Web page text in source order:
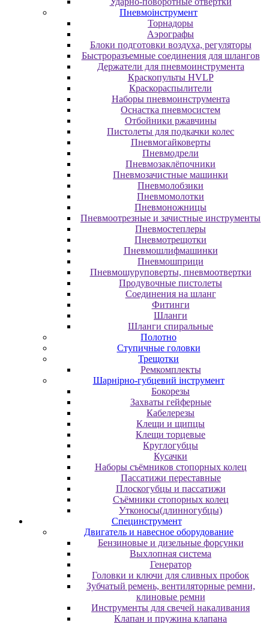
Пневмоінструмент
Topнaдopы
Аэрографы
Блоки подготовки воздуха, регуляторы
Быстроразъемные соединения для шлангов
Держатели для пневмоинструмента
Краскопульты HVLP
Краскораспылители
Наборы пневмоинструмента
Оснастка пневмосистем
Отбойники ржавчины
Пистолеты для подкачки колес
Пневмогайковерты
Пневмодрели
Пневмозаклёпочники
Пневмозачистные машинки
Пневмолобзики
Пневмомолотки
Пневмоножницы
Пневмоотрезные и зачистные инструменты
Пневмостеплеры
Пневмотрещотки
Пневмошлифмашинки
Пневмошприци
Пневмошуруповерты, пневмоотвертки
Продувочные пистолеты
Соединения на шланг
Фитинги
Шланги
Шланги спиральные
Полотно
Ступичные головки
Трещотки
Ремкомплекты
Шарнірно-губцевий інструмент
Бокорезы
Захваты гейферные
Кабелерезы
Клещи и щипцы
Клещи торцевые
Круглогубцы
Кусачки
Наборы съёмников стопорных колец
Пассатижи переставные
Плоскогубцы и пассатижи
Съёмники стопорных колец
Утконосы(длинногубцы)
Специнструмент
Двигатель и навесное оборудование
Бензиновые и дизельные форсунки
Выхлопная система
Генератор
Головки и ключи для сливных пробок
Зубчатый ремень, вентиляторные ремни,
клиновые ремни
Инструменты для свечей накаливания
Клапан и пружина клапана